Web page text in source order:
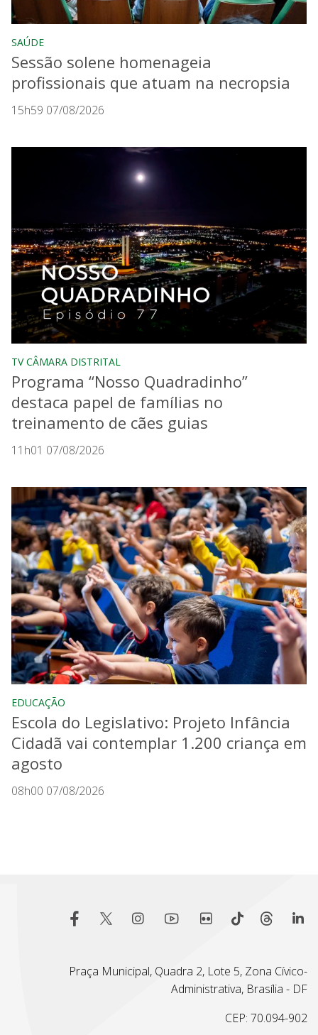
SAÚDE
Sessão solene homenageia
profissionais que atuam na necropsia
15h59 07/08/2026
TV CÂMARA DISTRITAL
Programa “Nosso Quadradinho”
destaca papel de famílias no
treinamento de cães guias
11h01 07/08/2026
EDUCAÇÃO
Escola do Legislativo: Projeto Infância
Cidadã vai contemplar 1.200 criança em
agosto
08h00 07/08/2026
Praça Municipal, Quadra 2, Lote 5, Zona Cívico-
Administrativa, Brasília - DF
CEP: 70.094-902